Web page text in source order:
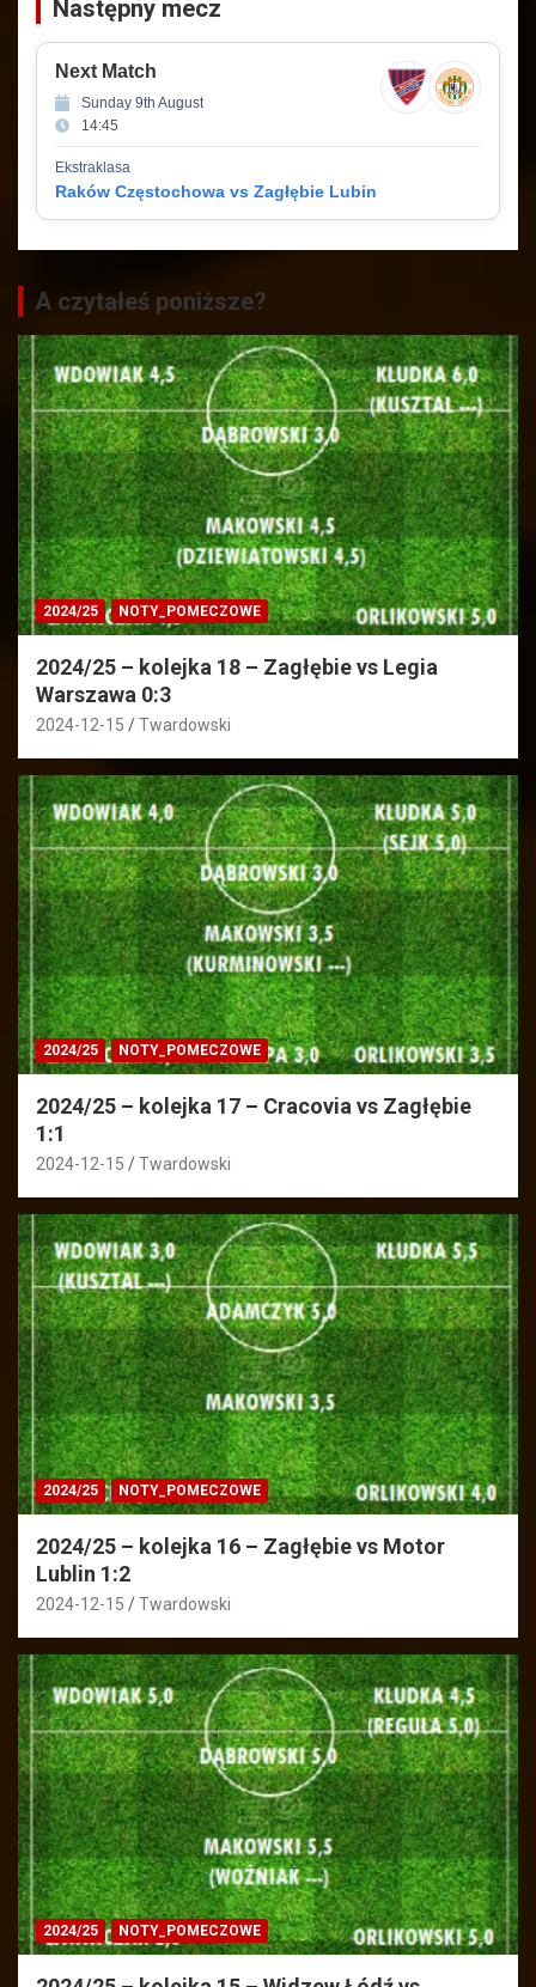
Następny mecz
Next Match
Sunday 9th August
14:45
Ekstraklasa
Raków Częstochowa vs Zagłębie Lubin
A czytałeś poniższe?
2024/25 NOTY_POMECZOWE
2024/25 – kolejka 18 – Zagłębie vs Legia
Warszawa 0:3
2024-12-15 Twardowski
2024/25 NOTY_POMECZOWE
2024/25 – kolejka 17 – Cracovia vs Zagłębie
1:1
2024-12-15 Twardowski
2024/25 NOTY_POMECZOWE
2024/25 – kolejka 16 – Zagłębie vs Motor
Lublin 1:2
2024-12-15 Twardowski
2024/25 NOTY_POMECZOWE